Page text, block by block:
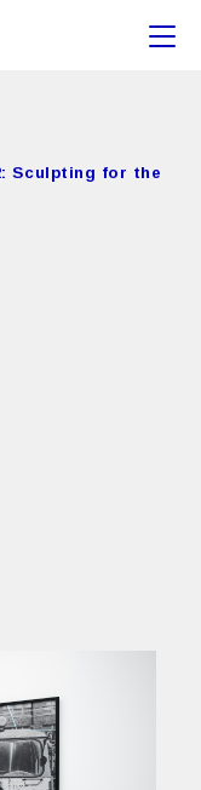
Sculpting for the